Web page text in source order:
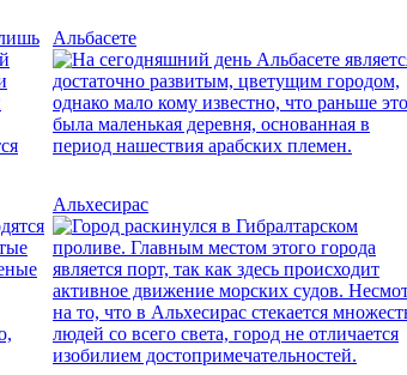
Альбасете
Альхесирас